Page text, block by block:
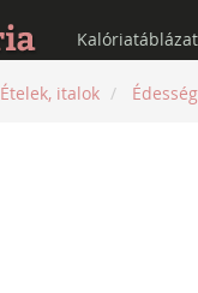
Kalóriatáblázat
Ételek, italok